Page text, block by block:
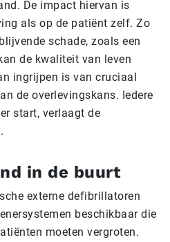
De impact hiervan is
als op de patiënt zelf. Zo
schade, zoals een
de kwaliteit van leven
ingrijpen is van cruciaal
de overlevingskans. Iedere
start, verlaagt de
in de buurt
externe defibrillatoren
beschikbaar die
moeten vergroten.